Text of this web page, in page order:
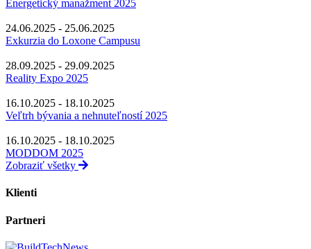
Energetický manažment 2025
24.06.2025 - 25.06.2025
Exkurzia do Loxone Campusu
28.09.2025 - 29.09.2025
Reality Expo 2025
16.10.2025 - 18.10.2025
Veľtrh bývania a nehnuteľností 2025
16.10.2025 - 18.10.2025
MODDOM 2025
Zobraziť všetky
Klienti
Partneri